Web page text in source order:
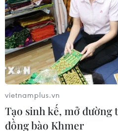
vietnamplus.vn
Tạo sinh kế, mở đường
đồng bào Khmer